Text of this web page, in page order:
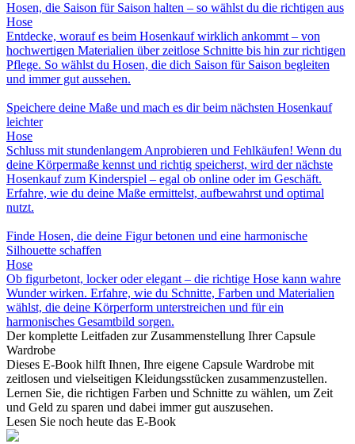
Hosen, die Saison für Saison halten – so wählst du die richtigen aus
Hose
Entdecke, worauf es beim Hosenkauf wirklich ankommt – von
hochwertigen Materialien über zeitlose Schnitte bis hin zur richtigen
Pflege. So wählst du Hosen, die dich Saison für Saison begleiten
und immer gut aussehen.
Speichere deine Maße und mach es dir beim nächsten Hosenkauf
leichter
Hose
Schluss mit stundenlangem Anprobieren und Fehlkäufen! Wenn du
deine Körpermaße kennst und richtig speicherst, wird der nächste
Hosenkauf zum Kinderspiel – egal ob online oder im Geschäft.
Erfahre, wie du deine Maße ermittelst, aufbewahrst und optimal
nutzt.
Finde Hosen, die deine Figur betonen und eine harmonische
Silhouette schaffen
Hose
Ob figurbetont, locker oder elegant – die richtige Hose kann wahre
Wunder wirken. Erfahre, wie du Schnitte, Farben und Materialien
wählst, die deine Körperform unterstreichen und für ein
harmonisches Gesamtbild sorgen.
Der komplette Leitfaden zur Zusammenstellung Ihrer Capsule
Wardrobe
Dieses E-Book hilft Ihnen, Ihre eigene Capsule Wardrobe mit
zeitlosen und vielseitigen Kleidungsstücken zusammenzustellen.
Lernen Sie, die richtigen Farben und Schnitte zu wählen, um Zeit
und Geld zu sparen und dabei immer gut auszusehen.
Lesen Sie noch heute das E-Book